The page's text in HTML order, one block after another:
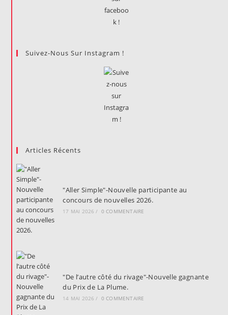
Suivez-Nous Sur Instagram !
Articles Récents
"Aller Simple"-Nouvelle participante au
concours de nouvelles 2026.
17 MAI 2026 / 0 COMMENTAIRE
"De l’autre côté du rivage"-Nouvelle gagnante
du Prix de La Plume.
14 MAI 2026 / 0 COMMENTAIRE